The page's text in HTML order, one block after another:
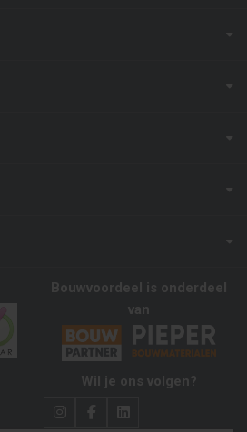
Bouwvoordeel is onderdeel
van
Wil je ons volgen?